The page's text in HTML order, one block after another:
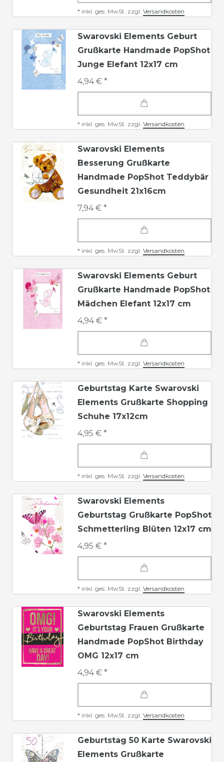
* inkl. ges. MwSt. zzgl. Versandkosten
Swarovski Elements Geburt
Grußkarte Handmade PopShot
Junge Elefant 12x17 cm
4,94 € *
* inkl. ges. MwSt. zzgl. Versandkosten
Swarovski Elements
Besserung Grußkarte
Handmade PopShot Teddybär
Gesundheit 21x16cm
7,94 € *
* inkl. ges. MwSt. zzgl. Versandkosten
Swarovski Elements Geburt
Grußkarte Handmade PopShot
Mädchen Elefant 12x17 cm
4,94 € *
* inkl. ges. MwSt. zzgl. Versandkosten
Geburtstag Karte Swarovski
Elements Grußkarte Shopping
Schuhe 17x12cm
4,95 € *
* inkl. ges. MwSt. zzgl. Versandkosten
Swarovski Elements
Geburtstag Grußkarte PopShot
Schmetterling Blüten 12x17 cm
4,95 € *
* inkl. ges. MwSt. zzgl. Versandkosten
Swarovski Elements
Geburtstag Frauen Grußkarte
Handmade PopShot Birthday
OMG 12x17 cm
4,94 € *
* inkl. ges. MwSt. zzgl. Versandkosten
Geburtstag 50 Karte Swarovski
Elements Grußkarte